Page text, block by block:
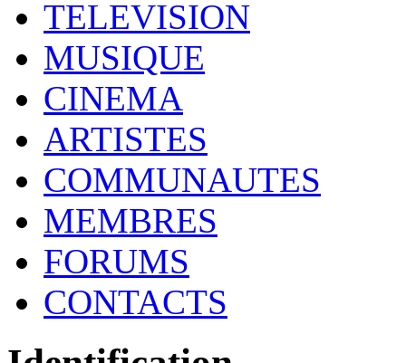
TELEVISION
MUSIQUE
CINEMA
ARTISTES
COMMUNAUTES
MEMBRES
FORUMS
CONTACTS